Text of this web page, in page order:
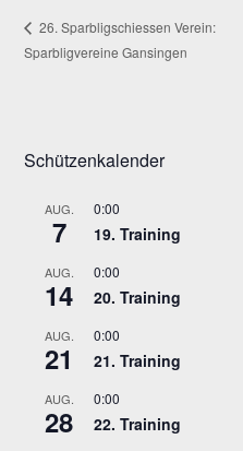
26. Sparbligschiessen Verein:
Sparbligvereine Gansingen
Schützenkalender
AUG.
7
0:00
19. Training
AUG.
14
0:00
20. Training
AUG.
21
0:00
21. Training
AUG.
28
0:00
22. Training